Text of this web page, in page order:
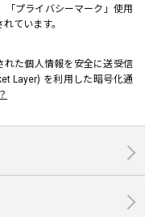
「プライバシーマーク」使用
ています。
た個人情報を安全に送受信
Layer) を利用した暗号化通